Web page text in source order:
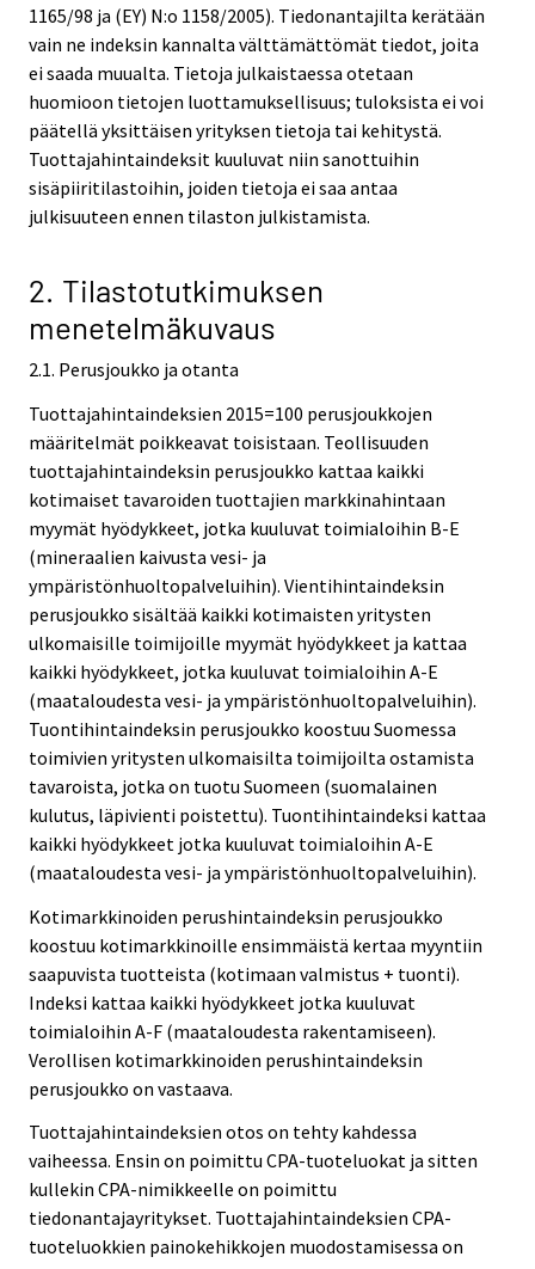
1165/98 ja (EY) N:o 1158/2005). Tiedonantajilta kerätään
vain ne indeksin kannalta välttämättömät tiedot, joita
ei saada muualta. Tietoja julkaistaessa otetaan
huomioon tietojen luottamuksellisuus; tuloksista ei voi
päätellä yksittäisen yrityksen tietoja tai kehitystä.
Tuottajahintaindeksit kuuluvat niin sanottuihin
sisäpiiritilastoihin, joiden tietoja ei saa antaa
julkisuuteen ennen tilaston julkistamista.
2. Tilastotutkimuksen
menetelmäkuvaus
2.1. Perusjoukko ja otanta
Tuottajahintaindeksien 2015=100 perusjoukkojen
määritelmät poikkeavat toisistaan. Teollisuuden
tuottajahintaindeksin perusjoukko kattaa kaikki
kotimaiset tavaroiden tuottajien markkinahintaan
myymät hyödykkeet, jotka kuuluvat toimialoihin B-E
(mineraalien kaivusta vesi- ja
ympäristönhuoltopalveluihin). Vientihintaindeksin
perusjoukko sisältää kaikki kotimaisten yritysten
ulkomaisille toimijoille myymät hyödykkeet ja kattaa
kaikki hyödykkeet, jotka kuuluvat toimialoihin A-E
(maataloudesta vesi- ja ympäristönhuoltopalveluihin).
Tuontihintaindeksin perusjoukko koostuu Suomessa
toimivien yritysten ulkomaisilta toimijoilta ostamista
tavaroista, jotka on tuotu Suomeen (suomalainen
kulutus, läpivienti poistettu). Tuontihintaindeksi kattaa
kaikki hyödykkeet jotka kuuluvat toimialoihin A-E
(maataloudesta vesi- ja ympäristönhuoltopalveluihin).
Kotimarkkinoiden perushintaindeksin perusjoukko
koostuu kotimarkkinoille ensimmäistä kertaa myyntiin
saapuvista tuotteista (kotimaan valmistus + tuonti).
Indeksi kattaa kaikki hyödykkeet jotka kuuluvat
toimialoihin A-F (maataloudesta rakentamiseen).
Verollisen kotimarkkinoiden perushintaindeksin
perusjoukko on vastaava.
Tuottajahintaindeksien otos on tehty kahdessa
vaiheessa. Ensin on poimittu CPA-tuoteluokat ja sitten
kullekin CPA-nimikkeelle on poimittu
tiedonantajayritykset. Tuottajahintaindeksien CPA-
tuoteluokkien painokehikkojen muodostamisessa on